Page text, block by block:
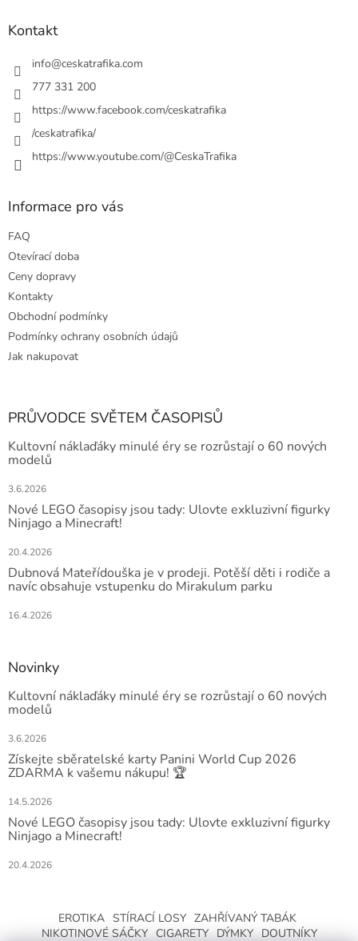
Kontakt
info@ceskatrafika.com
777 331 200
https://www.facebook.com/ceskatrafika
/ceskatrafika/
https://www.youtube.com/@CeskaTrafika
Informace pro vás
FAQ
Otevírací doba
Ceny dopravy
Kontakty
Obchodní podmínky
Podmínky ochrany osobních údajů
Jak nakupovat
PRŮVODCE SVĚTEM ČASOPISŮ
Kultovní náklaďáky minulé éry se rozrůstají o 60 nových
modelů
3.6.2026
Nové LEGO časopisy jsou tady: Ulovte exkluzivní figurky
Ninjago a Minecraft!
20.4.2026
Dubnová Mateřídouška je v prodeji. Potěší děti i rodiče a
navíc obsahuje vstupenku do Mirakulum parku
16.4.2026
Novinky
Kultovní náklaďáky minulé éry se rozrůstají o 60 nových
modelů
3.6.2026
Získejte sběratelské karty Panini World Cup 2026
ZDARMA k vašemu nákupu! 🏆
14.5.2026
Nové LEGO časopisy jsou tady: Ulovte exkluzivní figurky
Ninjago a Minecraft!
20.4.2026
EROTIKA STÍRACÍ LOSY ZAHŘÍVANÝ TABÁK
NIKOTINOVÉ SÁČKY CIGARETY DÝMKY
DOUTNÍKY